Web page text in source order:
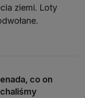
ziemi. Loty
co on